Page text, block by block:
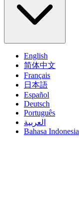
English
简体中文
Français
日本語
Español
Deutsch
Português
العربية
Bahasa Indonesia